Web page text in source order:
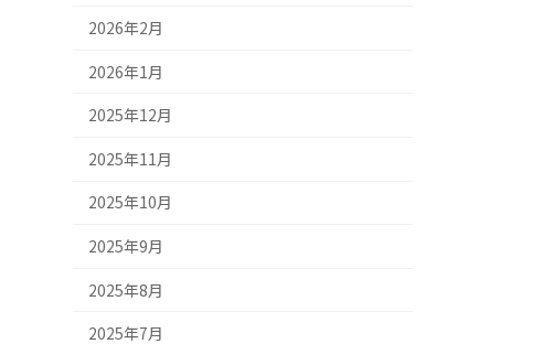
2026年2月
2026年1月
2025年12月
2025年11月
2025年10月
2025年9月
2025年8月
2025年7月